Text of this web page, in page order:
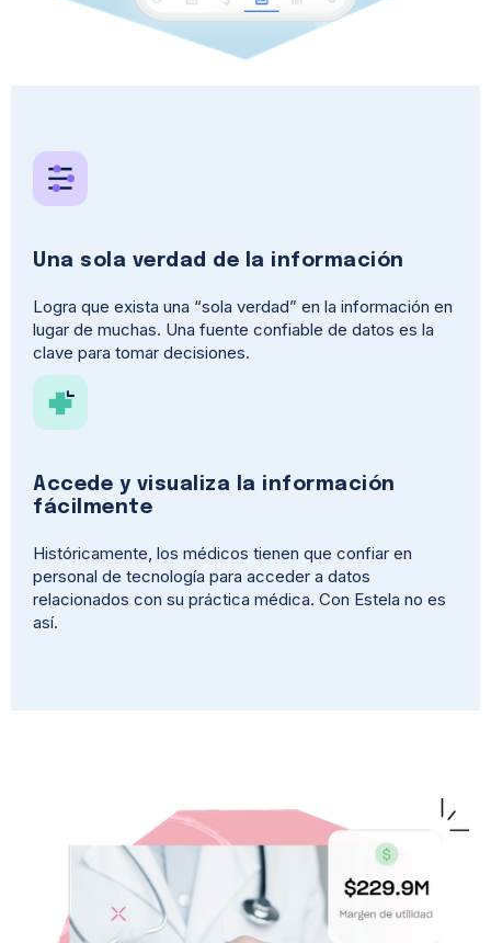
Una sola verdad de la información
Logra que exista una “sola verdad” en la información en
lugar de muchas. Una fuente confiable de datos es la
clave para tomar decisiones.
Accede y visualiza la información
fácilmente
Históricamente, los médicos tienen que confiar en
personal de tecnología para acceder a datos
relacionados con su práctica médica. Con Estela no es
así.